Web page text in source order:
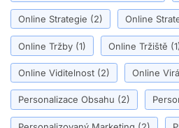
Online Strategie (2) Online
Online Tržby (1) Online Tržiště
Online Viditelnost (2) Online
Personalizace Obsahu (2)